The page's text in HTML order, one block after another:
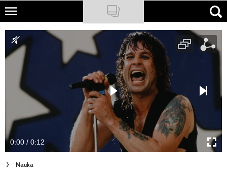
Skip
main
content
NATIONAL GEOGRAPHIC
TRAVELER
PODCASTY
Newsletter
Cuda Polski
Wielki Konkurs Fotograficzny
0:00 / 0:12
Nauka